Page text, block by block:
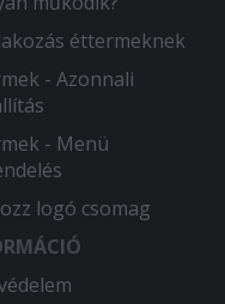
a pizza alja
grillezett
nem volt
batyu na azt
teljes
másnak
rendelünk
éttermeknek
- Azonnali
- Menü
logó csomag